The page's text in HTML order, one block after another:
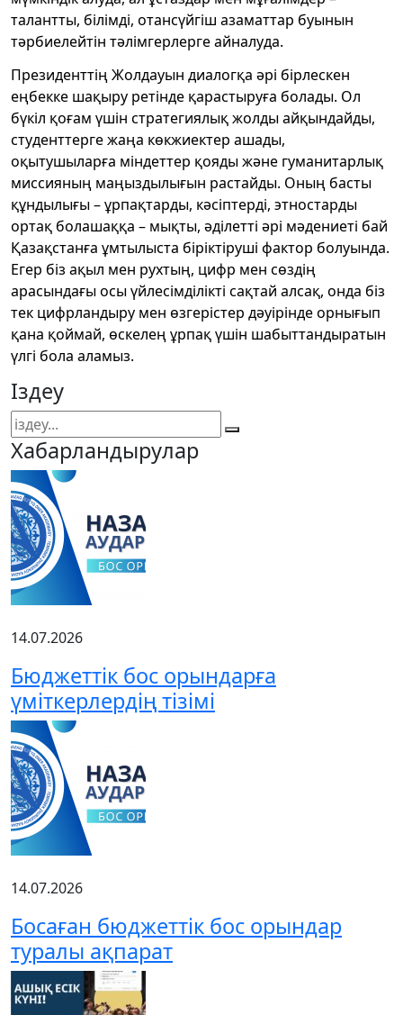
талантты, білімді, отансүйгіш азаматтар буынын
тәрбиелейтін тәлімгерлерге айналуда.
Президенттің Жолдауын диалогқа әрі бірлескен
еңбекке шақыру ретінде қарастыруға болады. Ол
бүкіл қоғам үшін стратегиялық жолды айқындайды,
студенттерге жаңа көкжиектер ашады,
оқытушыларға міндеттер қояды және гуманитарлық
миссияның маңыздылығын растайды. Оның басты
құндылығы – ұрпақтарды, кәсіптерді, этностарды
ортақ болашаққа – мықты, әділетті әрі мәдениеті бай
Қазақстанға ұмтылыста біріктіруші фактор болуында.
Егер біз ақыл мен рухтың, цифр мен сөздің
арасындағы осы үйлесімділікті сақтай алсақ, онда біз
тек цифрландыру мен өзгерістер дәуірінде орнығып
қана қоймай, өскелең ұрпақ үшін шабыттандыратын
үлгі бола аламыз.
Іздеу
Хабарландырулар
14.07.2026
Бюджеттік бос орындарға
үміткерлердің тізімі
14.07.2026
Босаған бюджеттік бос орындар
туралы ақпарат